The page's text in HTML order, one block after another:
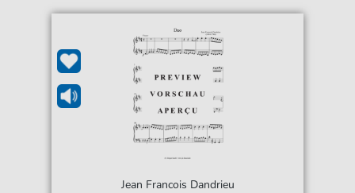
Jean Francois Dandrieu